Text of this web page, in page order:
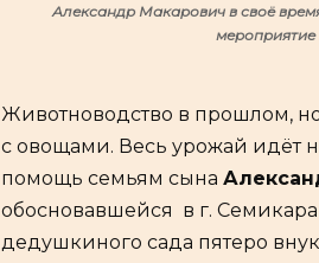
Александр Макарович в своё
мероприятие
Животноводство в прошлом,
с овощами. Весь урожай идёт
помощь семьям сына
обосновавшейся в г.
дедушкиного сада пятеро